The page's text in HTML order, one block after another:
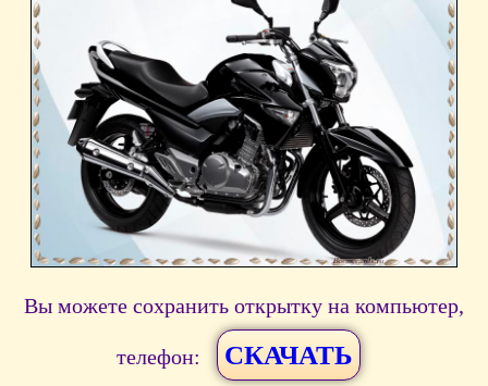
Вы можете сохранить открытку на компьютер,
телефон: СКАЧАТЬ